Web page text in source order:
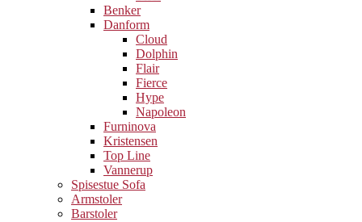
Benker
Danform
Cloud
Dolphin
Flair
Fierce
Hype
Napoleon
Furninova
Kristensen
Top Line
Vannerup
Spisestue Sofa
Armstoler
Barstoler